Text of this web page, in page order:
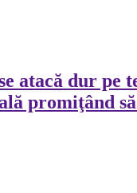
atacă dur
promiţând